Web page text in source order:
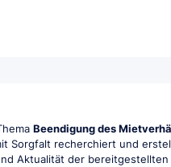
Beendigung des
Sorgfalt recherchiert und
Aktualität der